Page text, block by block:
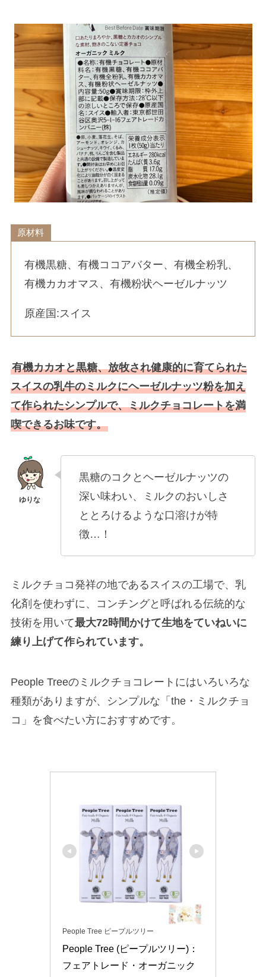
原材料
有機黒糖、有機ココアバター、有機全粉乳、
有機カカオマス、有機粉状ヘーゼルナッツ
原産国:スイス
有機カカオと黒糖、放牧され健康的に育てられた
スイスの乳牛のミルクにヘーゼルナッツ粉を加え
て作られたシンプルで、ミルクチョコレートを満
喫できるお味です。
黒糖のコクとヘーゼルナッツの
深い味わい、ミルクのおいしさ
ととろけるような口溶けが特
徴…！
ミルクチョコ発祥の地であるスイスの工場で、乳
化剤を使わずに、コンチングと呼ばれる伝統的な
技術を用いて最大72時間かけて生地をていねいに
練り上げて作られています。
People Treeのミルクチョコレートにはいろいろな
種類がありますが、シンプルな「the・ミルクチョ
コ」を食べたい方におすすめです。
People Tree ピープルツリー
People Tree (ピープルツリー)：
フェアトレード・オーガニック